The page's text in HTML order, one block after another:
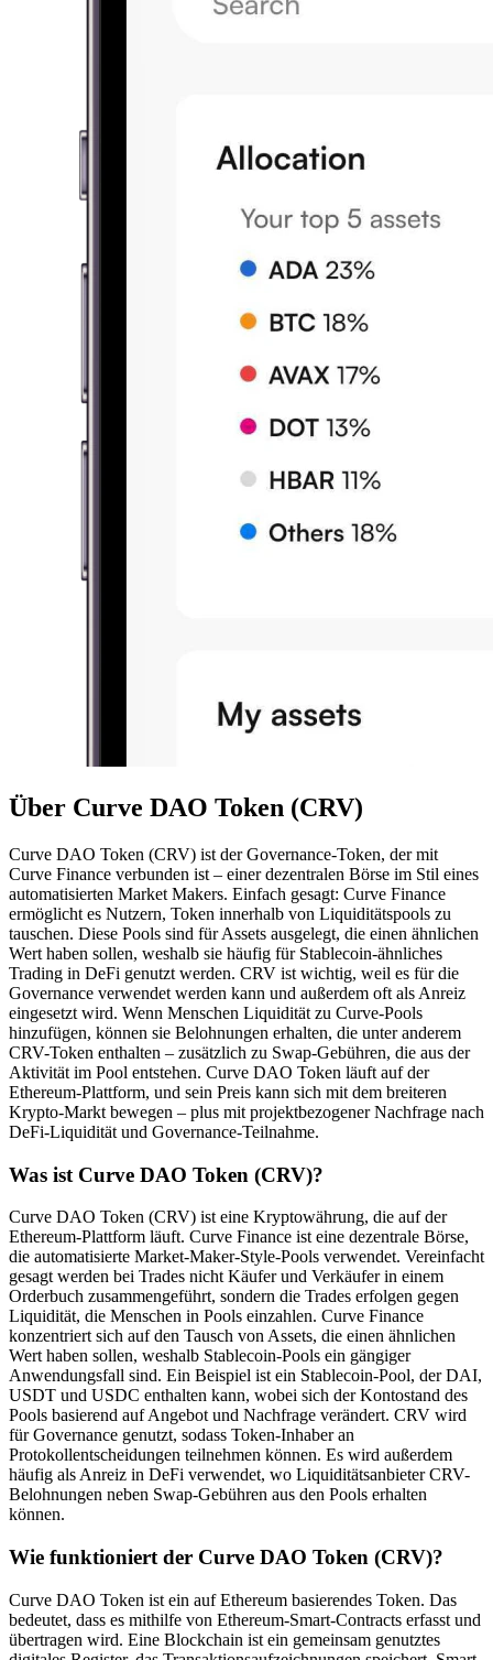
Über Curve DAO Token (CRV)
Curve DAO Token (CRV) ist der Governance-Token, der mit
Curve Finance verbunden ist – einer dezentralen Börse im Stil eines
automatisierten Market Makers. Einfach gesagt: Curve Finance
ermöglicht es Nutzern, Token innerhalb von Liquiditätspools zu
tauschen. Diese Pools sind für Assets ausgelegt, die einen ähnlichen
Wert haben sollen, weshalb sie häufig für Stablecoin-ähnliches
Trading in DeFi genutzt werden. CRV ist wichtig, weil es für die
Governance verwendet werden kann und außerdem oft als Anreiz
eingesetzt wird. Wenn Menschen Liquidität zu Curve-Pools
hinzufügen, können sie Belohnungen erhalten, die unter anderem
CRV-Token enthalten – zusätzlich zu Swap-Gebühren, die aus der
Aktivität im Pool entstehen. Curve DAO Token läuft auf der
Ethereum-Plattform, und sein Preis kann sich mit dem breiteren
Krypto-Markt bewegen – plus mit projektbezogener Nachfrage nach
DeFi-Liquidität und Governance-Teilnahme.
Was ist Curve DAO Token (CRV)?
Curve DAO Token (CRV) ist eine Kryptowährung, die auf der
Ethereum-Plattform läuft. Curve Finance ist eine dezentrale Börse,
die automatisierte Market-Maker-Style-Pools verwendet. Vereinfacht
gesagt werden bei Trades nicht Käufer und Verkäufer in einem
Orderbuch zusammengeführt, sondern die Trades erfolgen gegen
Liquidität, die Menschen in Pools einzahlen. Curve Finance
konzentriert sich auf den Tausch von Assets, die einen ähnlichen
Wert haben sollen, weshalb Stablecoin-Pools ein gängiger
Anwendungsfall sind. Ein Beispiel ist ein Stablecoin-Pool, der DAI,
USDT und USDC enthalten kann, wobei sich der Kontostand des
Pools basierend auf Angebot und Nachfrage verändert. CRV wird
für Governance genutzt, sodass Token-Inhaber an
Protokollentscheidungen teilnehmen können. Es wird außerdem
häufig als Anreiz in DeFi verwendet, wo Liquiditätsanbieter CRV-
Belohnungen neben Swap-Gebühren aus den Pools erhalten
können.
Wie funktioniert der Curve DAO Token (CRV)?
Curve DAO Token ist ein auf Ethereum basierendes Token. Das
bedeutet, dass es mithilfe von Ethereum-Smart-Contracts erfasst und
übertragen wird. Eine Blockchain ist ein gemeinsam genutztes